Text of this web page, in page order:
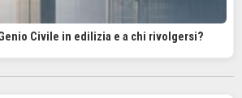
Civile in edilizia e a chi rivolgersi?